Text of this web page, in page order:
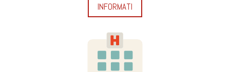
INFORMATI